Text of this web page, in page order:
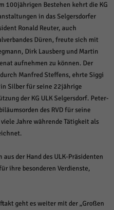
100jährigen Bestehen kehrt die KG
in das Selgersdorfer
Ronald Reuter, auch
Düren, freute sich mit
Dirk Lausberg und Martin
aufnehmen zu können. Der
Manfred Steffens, ehrte Siggi
in Silber für seine 22jährige
der KG ULK Selgersdorf. Peter-
des RVD für seine
Jahre währende Tätigkeit als
der Hand des ULK-Präsidenten
ihre besonderen Verdienste,
geht es weiter mit der „Großen